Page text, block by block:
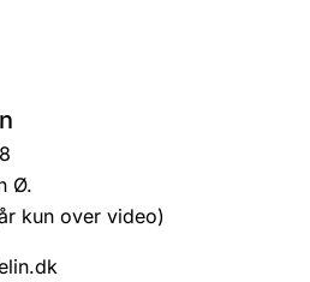
Ø.
kun over video)